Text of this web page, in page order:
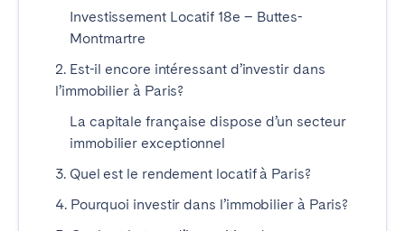
Investissement Locatif 18e – Buttes-
Montmartre
2. Est-il encore intéressant d’investir dans
l’immobilier à Paris?
La capitale française dispose d’un secteur
immobilier exceptionnel
3. Quel est le rendement locatif à Paris?
4. Pourquoi investir dans l’immobilier à Paris?